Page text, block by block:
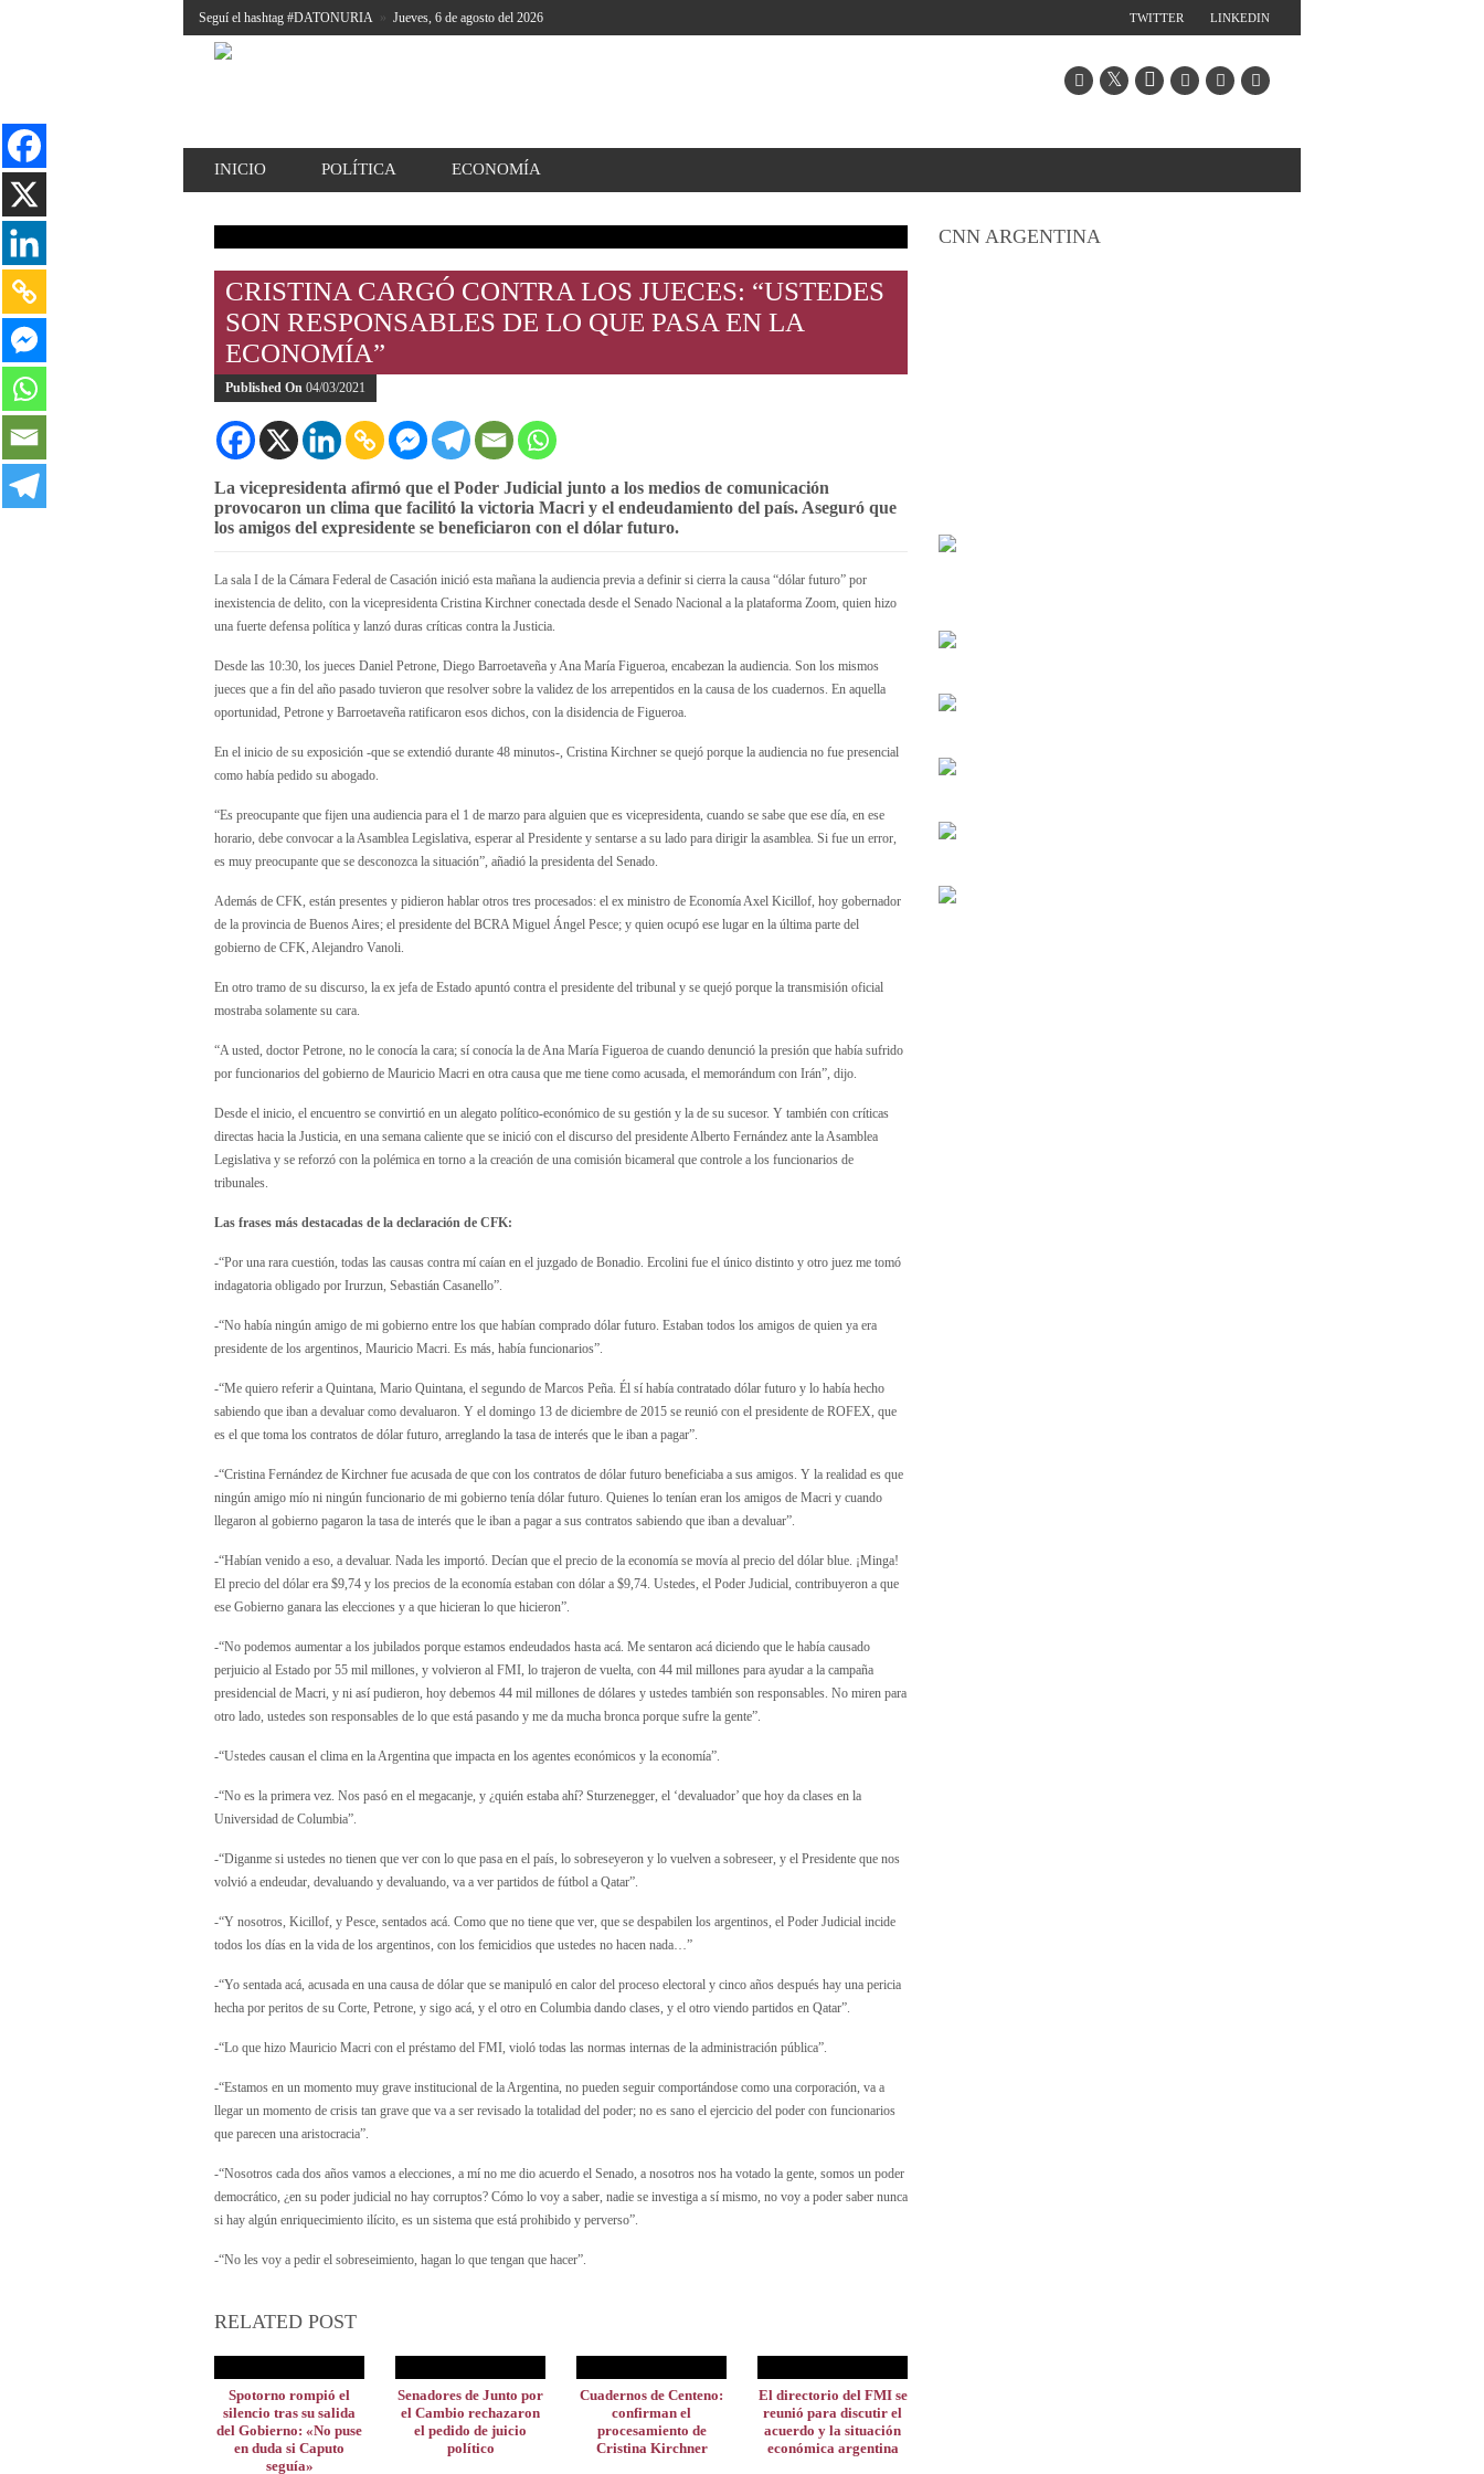
Seguí el hashtag #DATONURIA » Jueves, 6 de agosto del 2026 LINKEDIN
TWITTER
INICIO POLÍTICA ECONOMÍA
CRISTINA CARGÓ CONTRA LOS JUECES: “USTEDES
SON RESPONSABLES DE LO QUE PASA EN LA
ECONOMÍA”
Published On 04/03/2021
La vicepresidenta afirmó que el Poder Judicial junto a los medios de comunicación
provocaron un clima que facilitó la victoria Macri y el endeudamiento del país. Aseguró que
los amigos del expresidente se beneficiaron con el dólar futuro.
La sala I de la Cámara Federal de Casación inició esta mañana la audiencia previa a definir si cierra la causa “dólar futuro” por
inexistencia de delito, con la vicepresidenta Cristina Kirchner conectada desde el Senado Nacional a la plataforma Zoom, quien hizo
una fuerte defensa política y lanzó duras críticas contra la Justicia.
Desde las 10:30, los jueces Daniel Petrone, Diego Barroetaveña y Ana María Figueroa, encabezan la audiencia. Son los mismos
jueces que a fin del año pasado tuvieron que resolver sobre la validez de los arrepentidos en la causa de los cuadernos. En aquella
oportunidad, Petrone y Barroetaveña ratificaron esos dichos, con la disidencia de Figueroa.
En el inicio de su exposición -que se extendió durante 48 minutos-, Cristina Kirchner se quejó porque la audiencia no fue presencial
como había pedido su abogado.
“Es preocupante que fijen una audiencia para el 1 de marzo para alguien que es vicepresidenta, cuando se sabe que ese día, en ese
horario, debe convocar a la Asamblea Legislativa, esperar al Presidente y sentarse a su lado para dirigir la asamblea. Si fue un error,
es muy preocupante que se desconozca la situación”, añadió la presidenta del Senado.
Además de CFK, están presentes y pidieron hablar otros tres procesados: el ex ministro de Economía Axel Kicillof, hoy gobernador
de la provincia de Buenos Aires; el presidente del BCRA Miguel Ángel Pesce; y quien ocupó ese lugar en la última parte del
gobierno de CFK, Alejandro Vanoli.
En otro tramo de su discurso, la ex jefa de Estado apuntó contra el presidente del tribunal y se quejó porque la transmisión oficial
mostraba solamente su cara.
“A usted, doctor Petrone, no le conocía la cara; sí conocía la de Ana María Figueroa de cuando denunció la presión que había sufrido
por funcionarios del gobierno de Mauricio Macri en otra causa que me tiene como acusada, el memorándum con Irán”, dijo.
Desde el inicio, el encuentro se convirtió en un alegato político-económico de su gestión y la de su sucesor. Y también con críticas
directas hacia la Justicia, en una semana caliente que se inició con el discurso del presidente Alberto Fernández ante la Asamblea
Legislativa y se reforzó con la polémica en torno a la creación de una comisión bicameral que controle a los funcionarios de
tribunales.
Las frases más destacadas de la declaración de CFK:
-“Por una rara cuestión, todas las causas contra mí caían en el juzgado de Bonadio. Ercolini fue el único distinto y otro juez me tomó
indagatoria obligado por Irurzun, Sebastián Casanello”.
-“No había ningún amigo de mi gobierno entre los que habían comprado dólar futuro. Estaban todos los amigos de quien ya era
presidente de los argentinos, Mauricio Macri. Es más, había funcionarios”.
-“Me quiero referir a Quintana, Mario Quintana, el segundo de Marcos Peña. Él sí había contratado dólar futuro y lo había hecho
sabiendo que iban a devaluar como devaluaron. Y el domingo 13 de diciembre de 2015 se reunió con el presidente de ROFEX, que
es el que toma los contratos de dólar futuro, arreglando la tasa de interés que le iban a pagar”.
-“Cristina Fernández de Kirchner fue acusada de que con los contratos de dólar futuro beneficiaba a sus amigos. Y la realidad es que
ningún amigo mío ni ningún funcionario de mi gobierno tenía dólar futuro. Quienes lo tenían eran los amigos de Macri y cuando
llegaron al gobierno pagaron la tasa de interés que le iban a pagar a sus contratos sabiendo que iban a devaluar”.
-“Habían venido a eso, a devaluar. Nada les importó. Decían que el precio de la economía se movía al precio del dólar blue. ¡Minga!
El precio del dólar era $9,74 y los precios de la economía estaban con dólar a $9,74. Ustedes, el Poder Judicial, contribuyeron a que
ese Gobierno ganara las elecciones y a que hicieran lo que hicieron”.
-“No podemos aumentar a los jubilados porque estamos endeudados hasta acá. Me sentaron acá diciendo que le había causado
perjuicio al Estado por 55 mil millones, y volvieron al FMI, lo trajeron de vuelta, con 44 mil millones para ayudar a la campaña
presidencial de Macri, y ni así pudieron, hoy debemos 44 mil millones de dólares y ustedes también son responsables. No miren para
otro lado, ustedes son responsables de lo que está pasando y me da mucha bronca porque sufre la gente”.
-“Ustedes causan el clima en la Argentina que impacta en los agentes económicos y la economía”.
-“No es la primera vez. Nos pasó en el megacanje, y ¿quién estaba ahí? Sturzenegger, el ‘devaluador’ que hoy da clases en la
Universidad de Columbia”.
-“Diganme si ustedes no tienen que ver con lo que pasa en el país, lo sobreseyeron y lo vuelven a sobreseer, y el Presidente que nos
volvió a endeudar, devaluando y devaluando, va a ver partidos de fútbol a Qatar”.
-“Y nosotros, Kicillof, y Pesce, sentados acá. Como que no tiene que ver, que se despabilen los argentinos, el Poder Judicial incide
todos los días en la vida de los argentinos, con los femicidios que ustedes no hacen nada…”
-“Yo sentada acá, acusada en una causa de dólar que se manipuló en calor del proceso electoral y cinco años después hay una pericia
hecha por peritos de su Corte, Petrone, y sigo acá, y el otro en Columbia dando clases, y el otro viendo partidos en Qatar”.
-“Lo que hizo Mauricio Macri con el préstamo del FMI, violó todas las normas internas de la administración pública”.
-“Estamos en un momento muy grave institucional de la Argentina, no pueden seguir comportándose como una corporación, va a
llegar un momento de crisis tan grave que va a ser revisado la totalidad del poder; no es sano el ejercicio del poder con funcionarios
que parecen una aristocracia”.
-“Nosotros cada dos años vamos a elecciones, a mí no me dio acuerdo el Senado, a nosotros nos ha votado la gente, somos un poder
democrático, ¿en su poder judicial no hay corruptos? Cómo lo voy a saber, nadie se investiga a sí mismo, no voy a poder saber nunca
si hay algún enriquecimiento ilícito, es un sistema que está prohibido y perverso”.
-“No les voy a pedir el sobreseimiento, hagan lo que tengan que hacer”.
RELATED POST
Spotorno rompió el
silencio tras su salida
del Gobierno: «No puse
en duda si Caputo
seguía»
Senadores de Junto por
el Cambio rechazaron
el pedido de juicio
político
Cuadernos de Centeno:
confirman el
procesamiento de
Cristina Kirchner
El directorio del FMI se
reunió para discutir el
acuerdo y la situación
económica argentina
CNN ARGENTINA